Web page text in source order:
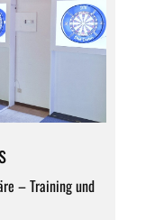
– Training und